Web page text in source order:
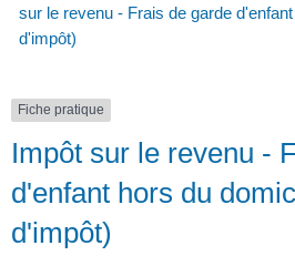
sur le revenu - Frais de garde
d'impôt)
Fiche pratique
Impôt sur le revenu -
d'enfant hors du
d'impôt)